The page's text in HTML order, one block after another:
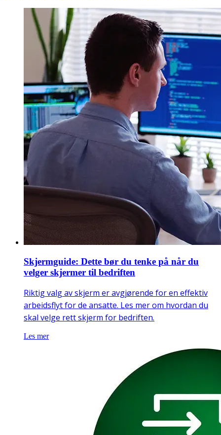
Skjermguide: Dette bør du tenke på når du
velger skjermer til bedriften
Riktig valg av skjerm er avgjørende for en effektiv
arbeidsflyt for de ansatte. Les mer om hvordan du
skal velge rett skjerm for bedriften.
Les mer